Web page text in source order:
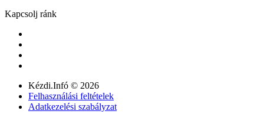
Kapcsolj ránk
Kézdi.Infó © 2026
Felhasználási feltételek
Adatkezelési szabályzat